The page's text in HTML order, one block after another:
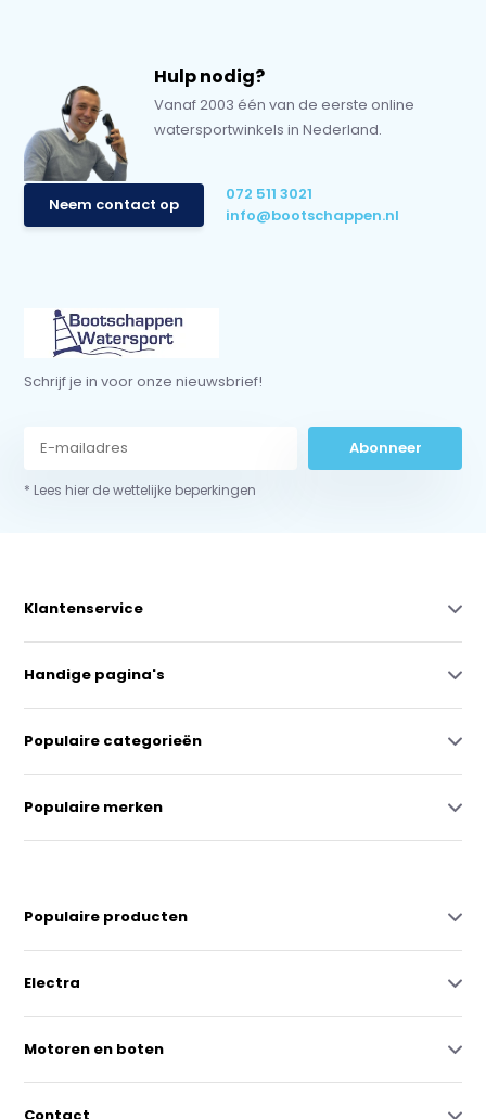
Hulp nodig?
Vanaf 2003 één van de eerste online
watersportwinkels in Nederland.
Neem contact op
072 511 3021
info@bootschappen.nl
Schrijf je in voor onze nieuwsbrief!
Abonneer
* Lees hier de wettelijke beperkingen
Klantenservice
Handige pagina's
Populaire categorieën
Populaire merken
Populaire producten
Electra
Motoren en boten